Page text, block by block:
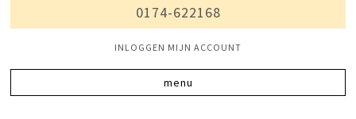
0174-622168
INLOGGEN MIJN ACCOUNT